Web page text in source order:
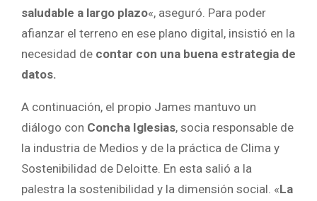
saludable a largo plazo«, aseguró. Para poder
afianzar el terreno en ese plano digital, insistió en la
necesidad de contar con una buena estrategia de
datos.
A continuación, el propio James mantuvo un
diálogo con Concha Iglesias, socia responsable de
la industria de Medios y de la práctica de Clima y
Sostenibilidad de Deloitte. En esta salió a la
palestra la sostenibilidad y la dimensión social. «La